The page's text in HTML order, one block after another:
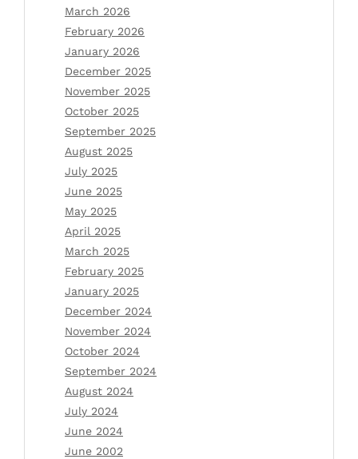
March 2026
February 2026
January 2026
December 2025
November 2025
October 2025
September 2025
August 2025
July 2025
June 2025
May 2025
April 2025
March 2025
February 2025
January 2025
December 2024
November 2024
October 2024
September 2024
August 2024
July 2024
June 2024
June 2002